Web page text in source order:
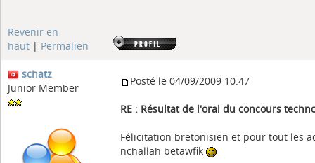
Revenir en
haut | Permalien
schatz
Junior Member
Posté le 04/09/2009 10:47
RE : Résultat de l'oral du concours
Félicitation bretonisien et pour tout les
nchallah betawfik